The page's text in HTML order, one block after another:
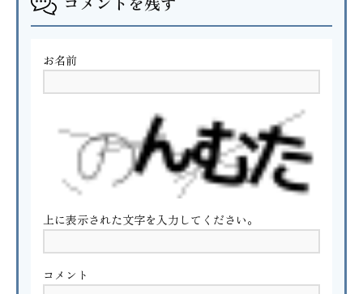
お名前
上に表示された文字を入力してください。
コメント